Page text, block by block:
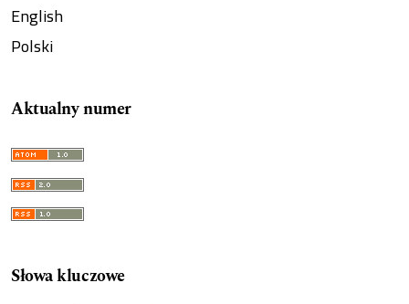
English
Polski
Aktualny numer
Słowa kluczowe